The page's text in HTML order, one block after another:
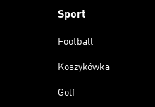
Sport
Football
Koszykówka
Golf